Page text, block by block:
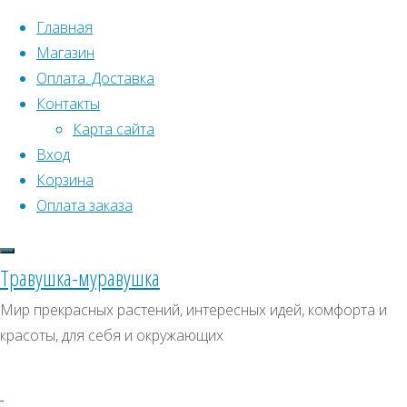
Перейти к содержимому
Главная
Магазин
Оплата. Доставка
Контакты
Карта сайта
Вход
Корзина
Оплата заказа
Травушка-муравушка
Мир прекрасных растений, интересных идей, комфорта и
красоты, для себя и окружающих
Что искать:
Поиск
растений
открытого
грунтаМноголетние
Искать:
СКИДКИ, АКЦИИ
Категории магазина